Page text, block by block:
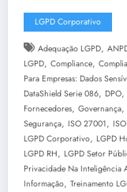
LGPD Corporativo
Adequação LGPD,
LGPD, Compliance,
Para Empresas: Dados
DataShield Serie 086, DPO,
Fornecedores, Governança,
Segurança, ISO 27001,
LGPD Corporativo, LGPD
LGPD RH, LGPD Setor
Privacidade Na Inteligência
Informação, Treinamento